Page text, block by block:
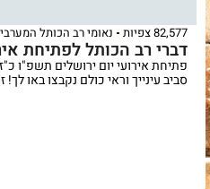
82,577 צפיות נאומי רב הכותל המערבי
דברי רב הכותל לפתיחת
סביב עינייך וראי כולם נקבצו באו לך!